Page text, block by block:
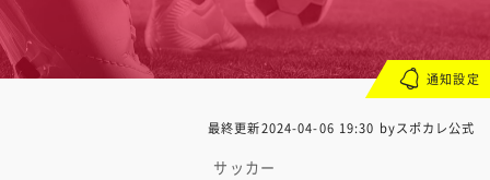
最終更新2024-04-06 19:30 byスポカレ公式
サッカー
通知設定